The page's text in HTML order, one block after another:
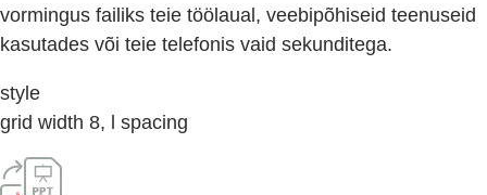
vormingus failiks teie töölaual, veebipõhiseid teenuseid
kasutades või teie telefonis vaid sekunditega.
style
grid width 8, l spacing